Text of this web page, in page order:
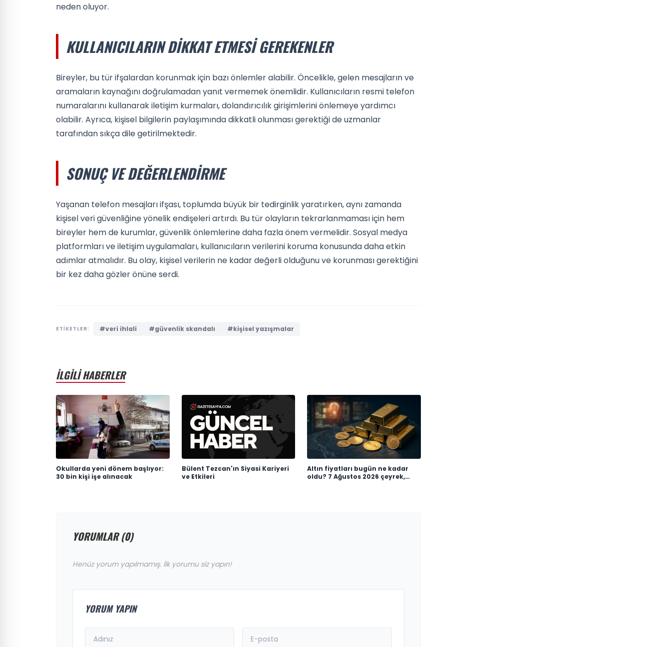
neden oluyor.
KULLANICILARIN DIKKAT ETMESI GEREKENLER
Bireyler, bu tür ifşalardan korunmak için bazı önlemler alabilir. Öncelikle, gelen mesajların ve
aramaların kaynağını doğrulamadan yanıt vermemek önemlidir. Kullanıcıların resmi telefon
numaralarını kullanarak iletişim kurmaları, dolandırıcılık girişimlerini önlemeye yardımcı
olabilir. Ayrıca, kişisel bilgilerin paylaşımında dikkatli olunması gerektiği de uzmanlar
tarafından sıkça dile getirilmektedir.
SONUÇ VE DEĞERLENDIRME
Yaşanan telefon mesajları ifşası, toplumda büyük bir tedirginlik yaratırken, aynı zamanda
kişisel veri güvenliğine yönelik endişeleri artırdı. Bu tür olayların tekrarlanmaması için hem
bireyler hem de kurumlar, güvenlik önlemlerine daha fazla önem vermelidir. Sosyal medya
platformları ve iletişim uygulamaları, kullanıcıların verilerini koruma konusunda daha etkin
adımlar atmalıdır. Bu olay, kişisel verilerin ne kadar değerli olduğunu ve korunması gerektiğini
bir kez daha gözler önüne serdi.
ETİKETLER: #veri ihlali #güvenlik skandalı #kişisel yazışmalar
İLGİLİ HABERLER
Okullarda yeni dönem başlıyor:
30 bin kişi işe alınacak
Bülent Tezcan'ın Siyasi Kariyeri
ve Etkileri
Altın fiyatları bugün ne kadar
oldu? 7 Ağustos 2026 çeyrek,
YORUMLAR (0)
Henüz yorum yapılmamış. İlk yorumu siz yapın!
YORUM YAPIN